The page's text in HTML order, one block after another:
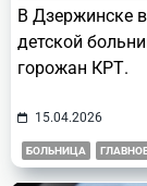
В Дзержинске
детской
горожан КРТ.
15.04.2026
БОЛЬНИЦА